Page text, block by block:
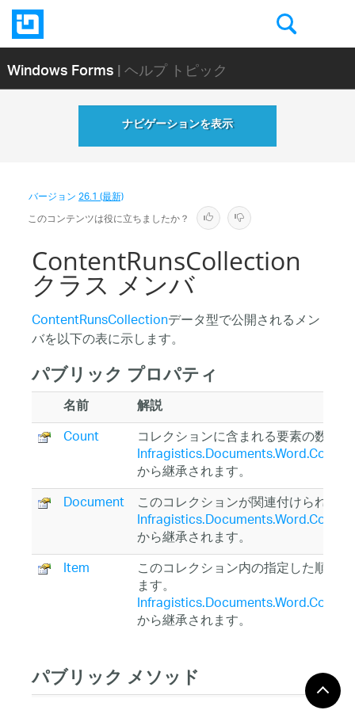
Windows Forms| ヘルプ トピック
ナビゲーションを表示
バージョン26.1 (最新)
このコンテンツは役に立ちましたか？
ContentRunsCollection
クラス メンバ
ContentRunsCollectionデータ型で公開されるメン
バを以下の表に示します。
パブリック プロパティ
名前 解説
Count コレクションに含まれる要素の数を
から継承されます。
Document このコレクションが関連付けられて
から継承されます。
Item
このコレクション内の指定した順序
ます。
から継承されます。
パブリック メソッド